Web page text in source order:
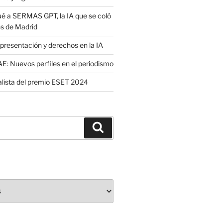
a SERMAS GPT, la IA que se coló
de Madrid
y derechos en la IA
Nuevos perfiles en el periodismo
del premio ESET 2024